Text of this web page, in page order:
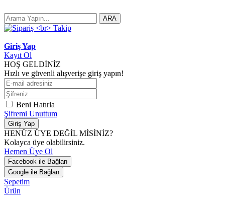
ARA
Giriş Yap
Kayıt Ol
HOŞ GELDİNİZ
Hızlı ve güvenli alışverişe giriş yapın!
Beni Hatırla
Şifremi Unuttum
Giriş Yap
HENÜZ ÜYE DEĞİL MİSİNİZ?
Kolayca üye olabilirsiniz.
Hemen Üye Ol
Facebook ile Bağlan
Google ile Bağlan
Sepetim
Ürün